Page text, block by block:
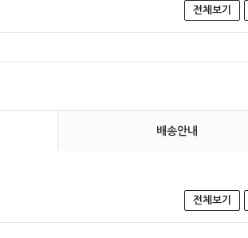
전체보기
배송안내
전체보기